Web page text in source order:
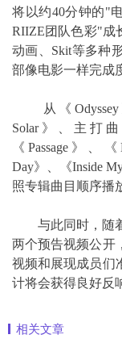
将以约40分钟的"
RIIZE团队色彩"成
动画、Skit等多种
部像电影一样完成
从《Odyssey
Solar》、主打
《Passage》、
Day》、《Inside
照专辑曲目顺序播
与此同时，随着
两个预告视频公开
视频和展现成员们
计将会获得良好反
相关文章